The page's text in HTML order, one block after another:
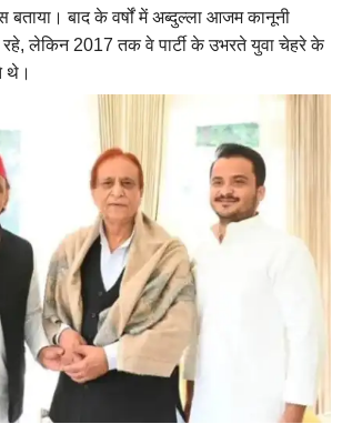
बताया। बाद के वर्षों में अब्दुल्ला आजम कानूनी
रहे, लेकिन 2017 तक वे पार्टी के उभरते युवा चेहरे के
थे।